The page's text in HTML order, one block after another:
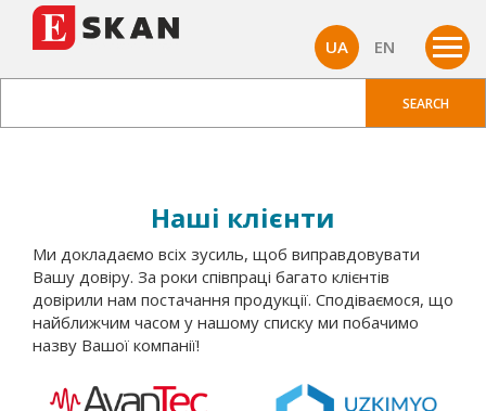
UA EN
Наші клієнти
Ми докладаємо всіх зусиль, щоб виправдовувати
Вашу довіру. За роки співпраці багато клієнтів
довірили нам постачання продукції. Сподіваємося, що
найближчим часом у нашому списку ми побачимо
назву Вашої компанії!